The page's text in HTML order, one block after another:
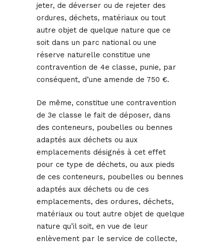
jeter, de déverser ou de rejeter des
ordures, déchets, matériaux ou tout
autre objet de quelque nature que ce
soit dans un parc national ou une
réserve naturelle constitue une
contravention de 4e classe, punie, par
conséquent, d’une amende de 750 €.
De même, constitue une contravention
de 3e classe le fait de déposer, dans
des conteneurs, poubelles ou bennes
adaptés aux déchets ou aux
emplacements désignés à cet effet
pour ce type de déchets, ou aux pieds
de ces conteneurs, poubelles ou bennes
adaptés aux déchets ou de ces
emplacements, des ordures, déchets,
matériaux ou tout autre objet de quelque
nature qu’il soit, en vue de leur
enlèvement par le service de collecte,